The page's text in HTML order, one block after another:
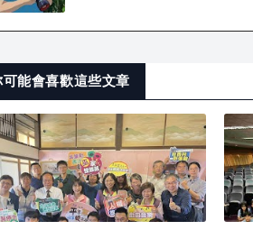
可能會喜歡這些文章